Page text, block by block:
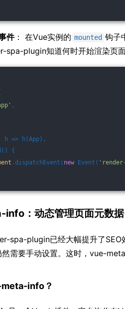
件： 在Vue实例的 mounted 钩子
spa-plugin知道何时开始渲染页面
,
h => h(App),
{
.dispatchEvent( new Event(
：动态管理页面元数据
spa-plugin已经大幅提升了SEO
需要手动设置。这时，vue-
info？